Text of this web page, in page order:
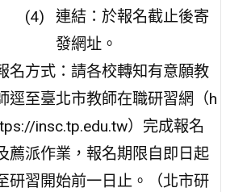
連結：於報名截止後寄
發網址。
名方式：請各校轉知有意願教
逕至臺北市教師在職研習網（h
insc.tp.edu.tw）完成報名
薦派作業，報名期限自即日起
研習開始前一日止。（北市研